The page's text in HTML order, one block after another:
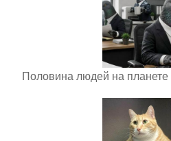
Половина людей на планете